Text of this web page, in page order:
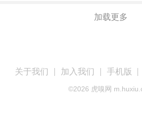
加载更多
关于我们 加入我们 手机版
©2026 虎嗅网